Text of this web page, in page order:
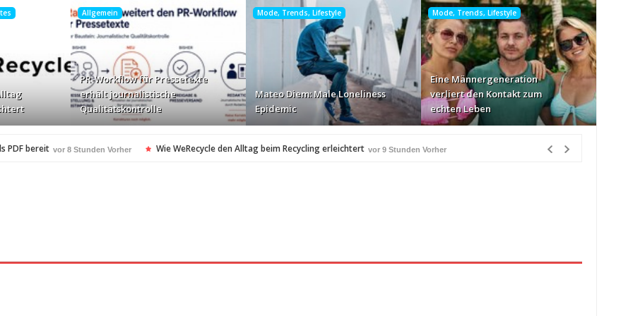
Allgemein
PR-Workflow für Pressetexte
erhält journalistische
Qualitätskontrolle
Mode, Trends, Lifestyle
Mateo Diem: Male Loneliness
Epidemic
Mode, Trends, Lifestyle
Eine Männergeneration
verliert den Kontakt zum
echten Leben
PDF bereit vor 8 Stunden Vorher Wie WeRecycle den Alltag beim Recycling erleichtert vor 9 Stunden Vorher
Europas für Extreme Platform ONE